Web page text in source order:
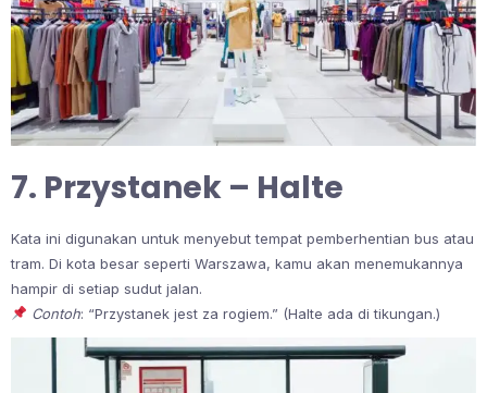
7. Przystanek – Halte
Kata ini digunakan untuk menyebut tempat pemberhentian bus atau
tram. Di kota besar seperti Warszawa, kamu akan menemukannya
hampir di setiap sudut jalan.
Contoh: “Przystanek jest za rogiem.” (Halte ada di tikungan.)